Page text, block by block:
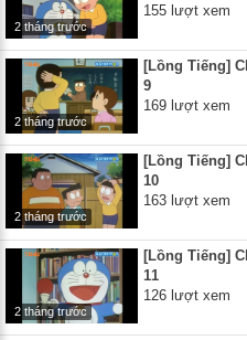
2 tháng trước
155 lượt xem
2 tháng trước
[Lồng Tiếng]
9
169 lượt xem
2 tháng trước
[Lồng Tiếng]
10
163 lượt xem
2 tháng trước
[Lồng Tiếng]
11
126 lượt xem